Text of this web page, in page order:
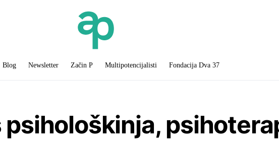
Blog Newsletter Začin P Multipotencijalisti Fondacija Dva 37
psihološkinja,